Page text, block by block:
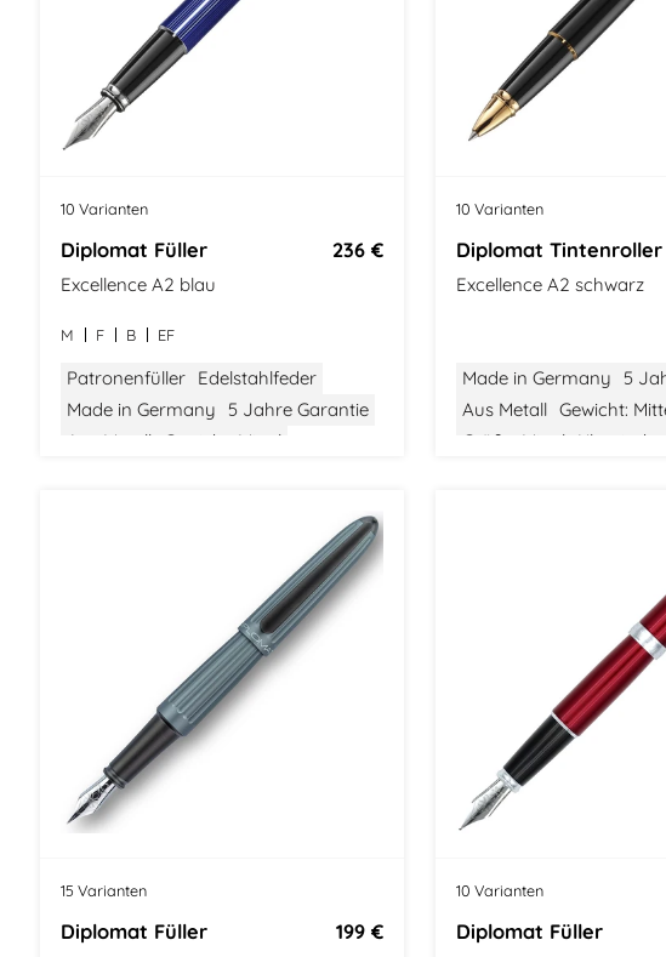
10 Varianten
Diplomat Füller 236 €
Excellence A2 blau
M F B EF
Patronenfüller Edelstahlfeder
Made in Germany
5 Jahre Garantie
Aus Metall
Gewicht: Mittel
10 Varianten
Diplomat Tintenroller
Excellence A2 schwarz
Made in Germany
5
Aus Metall Gewicht:
Größe: Mittel
15 Varianten
Diplomat Füller 199 €
10 Varianten
Diplomat Füller